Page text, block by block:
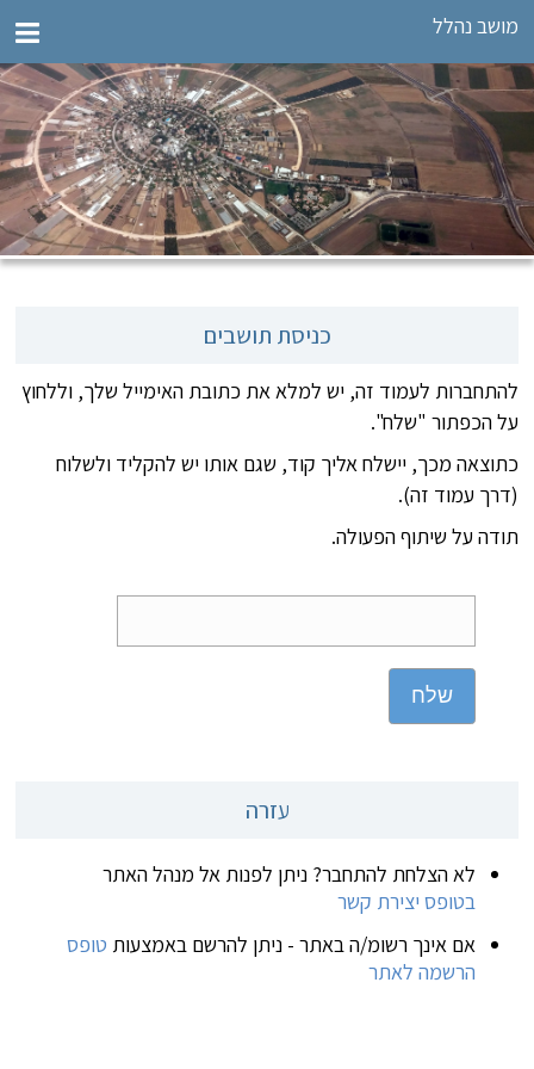
מושב נהלל
כניסת תושבים
להתחברות לעמוד זה, יש למלא את כתובת האימייל שלך, וללחוץ
על הכפתור "שלח".
כתוצאה מכך, יישלח אליך קוד, שגם אותו יש להקליד ולשלוח
(דרך עמוד זה).
תודה על שיתוף הפעולה.
שלח
עזרה
לא הצלחת להתחבר? ניתן לפנות אל מנהל האתר
בטופס יצירת קשר
אם אינך רשומ/ה באתר - ניתן להרשם באמצעות טופס
הרשמה לאתר